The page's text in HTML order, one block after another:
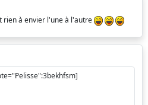
rien à envier l'une à l'autre